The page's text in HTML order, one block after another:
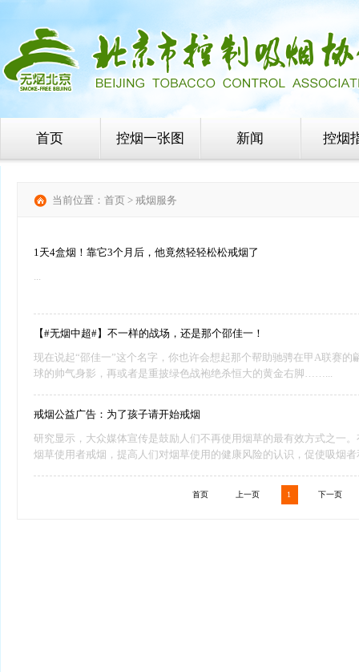
首页 控烟一张图 新闻 控烟
当前位置： 首页 > 戒烟服务
1天4盒烟！靠它3个月后，他竟然轻轻松松戒烟了
...
【#无烟中超#】不一样的战场，还是那个邵佳一！
现在说起“邵佳一”这个名字，你也许会想起那个帮助驰骋在甲A联赛
球的帅气身影，再或者是重披绿色战袍绝杀恒大的黄金右脚……...
戒烟公益广告：为了孩子请开始戒烟
研究显示，大众媒体宣传是鼓励人们不再使用烟草的最有效方式之一
烟草使用者戒烟，提高人们对烟草使用的健康风险的认识，促使吸烟者
首页 上一页 1 下一页